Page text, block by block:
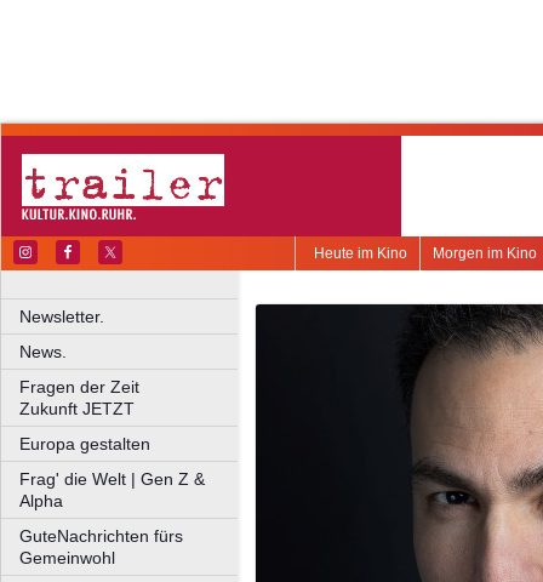
Morgen im Kino
Heute im Kino
Newsletter.
News.
Fragen der Zeit
Zukunft JETZT
Europa gestalten
Frag' die Welt | Gen Z &
Alpha
GuteNachrichten fürs
Gemeinwohl